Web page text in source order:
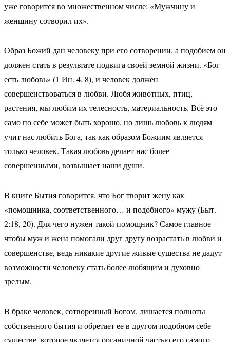
уже говорится во множественном числе: «Мужчину и
женщину сотворил их».
Образ Божий дан человеку при его сотворении, а подобием он
должен стать в результате подвига своей земной жизни. «Бог
есть любовь» (1 Ин. 4, 8), и человек должен
совершенствоваться в любви. Любя животных, птиц,
растения, мы любим их телесность, материальность. Всё это
само по себе может быть хорошо, но лишь любовь к людям
учит нас любить Бога, так как образом Божиим является
только человек. Такая любовь делает нас более
совершенными, возвышает наши души.
В книге Бытия говорится, что Бог творит жену как
«помощника, соответственного… и подобного» мужу (Быт.
2:18, 20). Для чего нужен такой помощник? Самое главное –
чтобы муж и жена помогали друг другу возрастать в любви и
совершенстве, ведь никакие другие живые существа не дадут
возможности человеку стать более любящим и духовно
зрелым.
В браке человек, сотворенный Богом, лишается полноты
собственного бытия и обретает ее в другом подобном себе
существе, которое является органичной частью его самого.